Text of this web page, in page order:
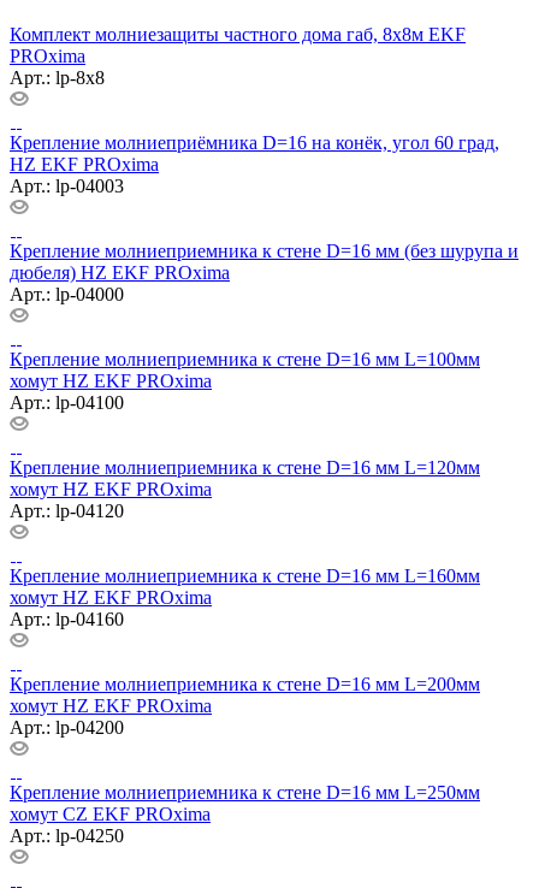
Комплект молниезащиты частного дома габ, 8х8м EKF
PROxima
Арт.: lp-8x8
Крепление молниеприёмника D=16 на конёк, угол 60 град,
HZ EKF PROxima
Арт.: lp-04003
Крепление молниеприемника к стене D=16 мм (без шурупа и
дюбеля) HZ EKF PROxima
Арт.: lp-04000
Крепление молниеприемника к стене D=16 мм L=100мм
хомут HZ EKF PROxima
Арт.: lp-04100
Крепление молниеприемника к стене D=16 мм L=120мм
хомут HZ EKF PROxima
Арт.: lp-04120
Крепление молниеприемника к стене D=16 мм L=160мм
хомут HZ EKF PROxima
Арт.: lp-04160
Крепление молниеприемника к стене D=16 мм L=200мм
хомут HZ EKF PROxima
Арт.: lp-04200
Крепление молниеприемника к стене D=16 мм L=250мм
хомут CZ EKF PROxima
Арт.: lp-04250